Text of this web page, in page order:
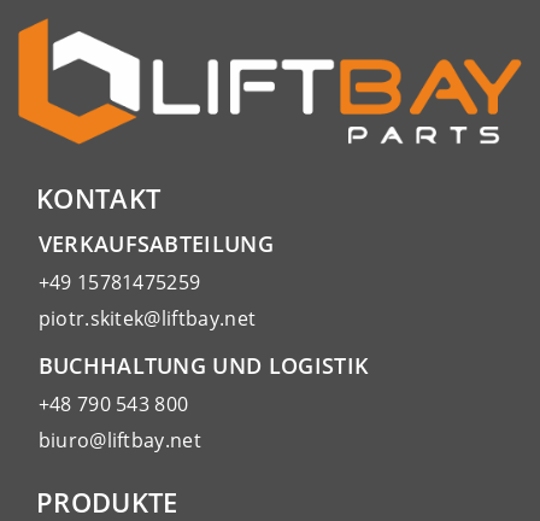
KONTAKT
VERKAUFSABTEILUNG
+49 15781475259
piotr.skitek@liftbay.net
BUCHHALTUNG UND LOGISTIK
+48 790 543 800
biuro@liftbay.net
PRODUKTE